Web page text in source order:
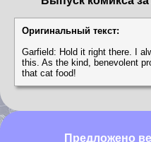
Оригинальный текст:
Garfield: Hold it right there. I
this. As the kind, benevolent
that cat food!
Предложено